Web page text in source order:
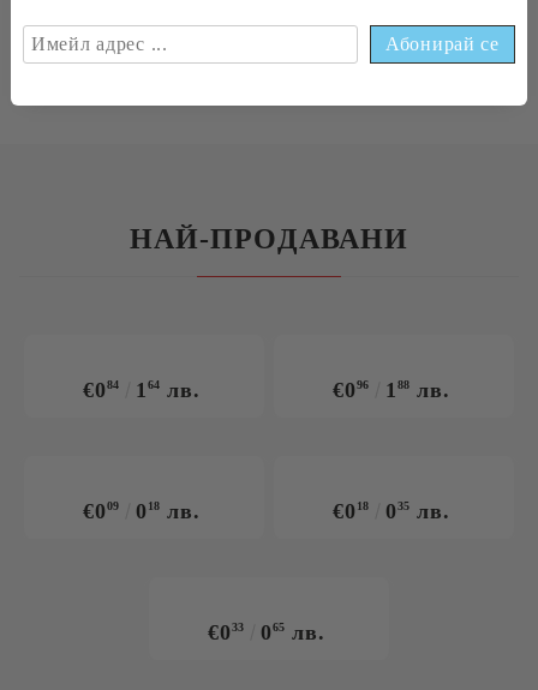
клиента.
НАЙ-ПРОДАВАНИ
€084 164 лв. €096 188 лв.
€009 018 лв. €018 035 лв.
€033 065 лв.